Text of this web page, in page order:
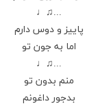
...♫♩
پاییز و دوس دارم
اما به جون تو
...♫♩
منم بدون تو
بدجور داغونم